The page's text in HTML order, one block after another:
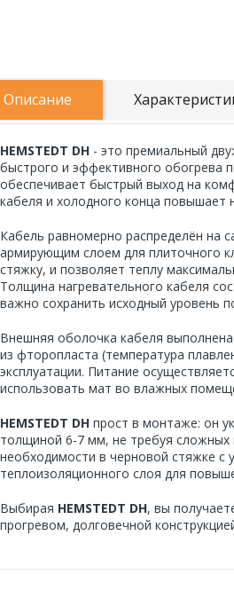
Описание
HEMSTEDT DH - это премиальный
быстрого и эффективного обогрева
обеспечивает быстрый выход на
кабеля и холодного конца повышает
Кабель равномерно распределён на
армирующим слоем для плиточного
стяжку, и позволяет теплу
Толщина нагревательного кабеля
важно сохранить исходный уровень
Внешняя оболочка кабеля выполнена
из фторопласта (температура
эксплуатации. Питание
использовать мат во влажных
HEMSTEDT DH прост в монтаже: он
толщиной 6-7 мм, не требуя сложных
необходимости в черновой стяжке с
теплоизоляционного слоя для
Выбирая HEMSTEDT DH, вы
прогревом, долговечной